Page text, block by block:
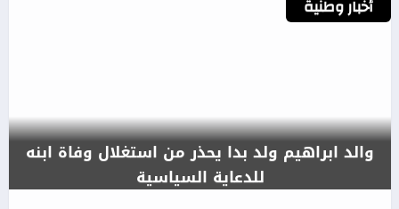
أخبار وطنية
والد ابراهيم ولد بدا يحذر من استغلال وفاة ابنه
للدعاية السياسية